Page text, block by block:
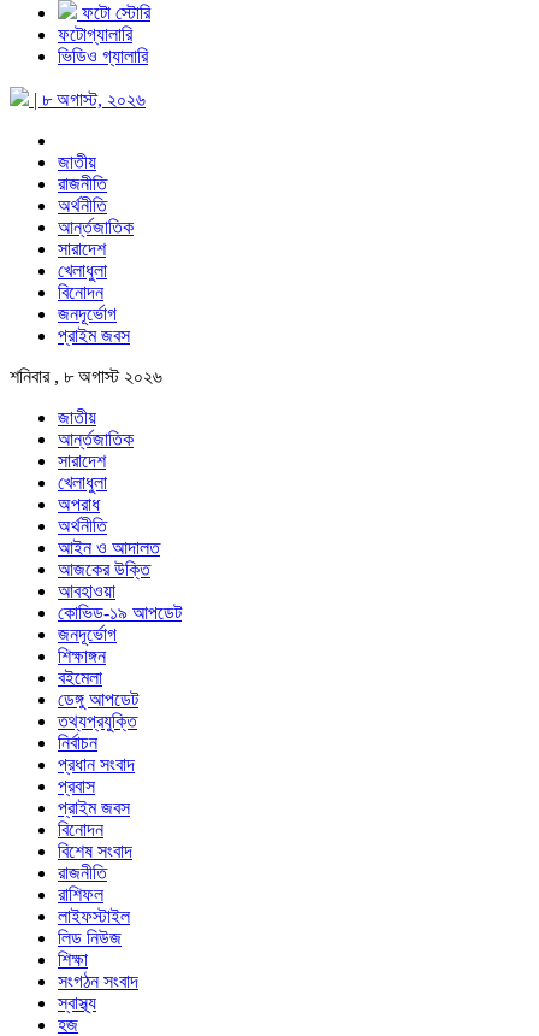
ফটো স্টোরি
ফটোগ্যালারি
ভিডিও গ্যালারি
| ৮ অগাস্ট, ২০২৬
জাতীয়
রাজনীতি
অর্থনীতি
আর্ন্তজাতিক
সারাদেশ
খেলাধুলা
বিনোদন
জনদূর্ভোগ
প্রাইম জবস
শনিবার , ৮ অগাস্ট ২০২৬
জাতীয়
আর্ন্তজাতিক
সারাদেশ
খেলাধুলা
অপরাধ
অর্থনীতি
আইন ও আদালত
আজকের উক্তি
আবহাওয়া
কোভিড-১৯ আপডেট
জনদূর্ভোগ
শিক্ষাঙ্গন
বইমেলা
ডেঙ্গু আপডেট
তথ্যপ্রযুক্তি
নির্বাচন
প্রধান সংবাদ
প্রবাস
প্রাইম জবস
বিনোদন
বিশেষ সংবাদ
রাজনীতি
রাশিফল
লাইফস্টাইল
লিড নিউজ
শিক্ষা
সংগঠন সংবাদ
স্বাস্থ্য
হজ